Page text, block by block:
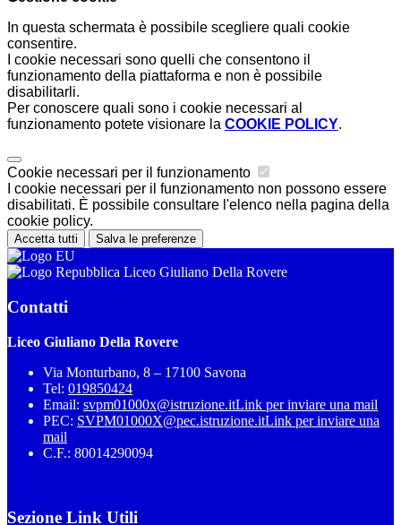
In questa schermata è possibile scegliere quali cookie
consentire.
I cookie necessari sono quelli che consentono il
funzionamento della piattaforma e non è possibile
disabilitarli.
Per conoscere quali sono i cookie necessari al
funzionamento potete visionare la COOKIE POLICY.
Cookie necessari per il funzionamento
I cookie necessari per il funzionamento non possono essere
disabilitati. È possibile consultare l'elenco nella pagina della
cookie policy.
Accetta tutti Salva le preferenze
Liceo Giuliano Della Rovere
Contatti
Liceo Giuliano Della Rovere
Via Monturbano, 8 – 17100 Savona
Tel: 019850424
Email: svpm01000x@istruzione.itLink per inviare una mail
PEC: SVPM01000X@pec.istruzione.itLink per inviare una
mail
C.F.: 80014290094
Sezione Link Utili